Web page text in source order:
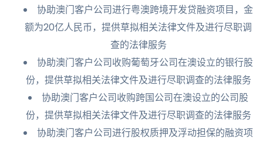
协助澳门客户公司进行粤澳跨境开发贷融资项目，金
额为20亿人民币，提供草拟相关法律文件及进行尽职调
查的法律服务
协助澳门客户公司收购葡萄牙公司在澳设立的银行股
份，提供草拟相关法律文件及进行尽职调查的法律服务
协助澳门客户公司收购跨国公司在澳设立的公司股
份，提供草拟相关法律文件及进行尽职调查的法律服务
协助澳门客户公司进行股权质押及浮动担保的融资项